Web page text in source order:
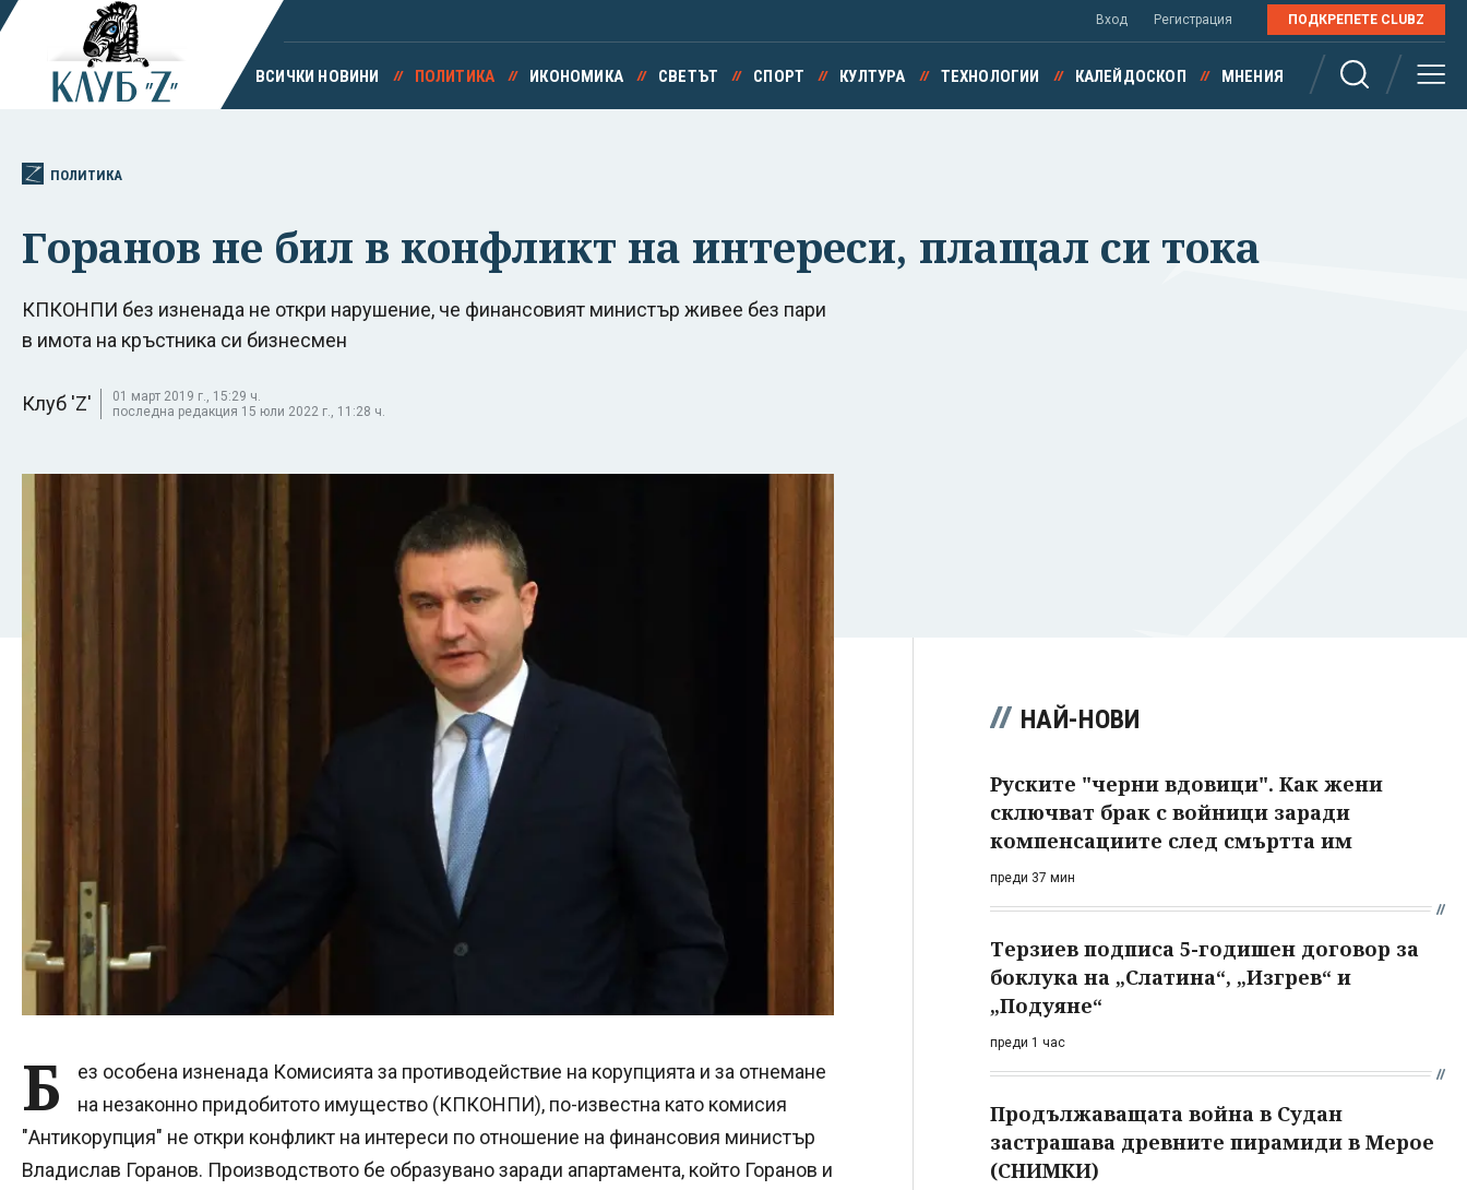
Вход Регистрация ПОДКРЕПЕТЕ CLUBZ
ВСИЧКИ НОВИНИ ПОЛИТИКА ИКОНОМИКА СВЕТЪТ СПОРТ КУЛТУРА ТЕХНОЛОГИИ КАЛЕЙДОСКОП МНЕНИЯ
ПОЛИТИКА
Горанов не бил в конфликт на интереси, плащал си тока
КПКОНПИ без изненада не откри нарушение, че финансовият министър живее без пари
в имота на кръстника си бизнесмен
Клуб 'Z'
01 март 2019 г., 15:29 ч.
последна редакция 15 юли 2022 г., 11:28 ч.
Б
ез особена изненада Комисията за противодействие на корупцията и за отнемане
на незаконно придобитото имущество (КПКОНПИ), по-известна като комисия
"Антикорупция" не откри конфликт на интереси по отношение на финансовия министър
Владислав Горанов. Производството бе образувано заради апартамента, който Горанов и
НАЙ-НОВИ
Руските "черни вдовици". Как жени
сключват брак с войници заради
компенсациите след смъртта им
преди 37 мин
Терзиев подписа 5-годишен договор за
боклука на „Слатина“, „Изгрев“ и
„Подуяне“
преди 1 час
Продължаващата война в Судан
застрашава древните пирамиди в Мерое
(СНИМКИ)